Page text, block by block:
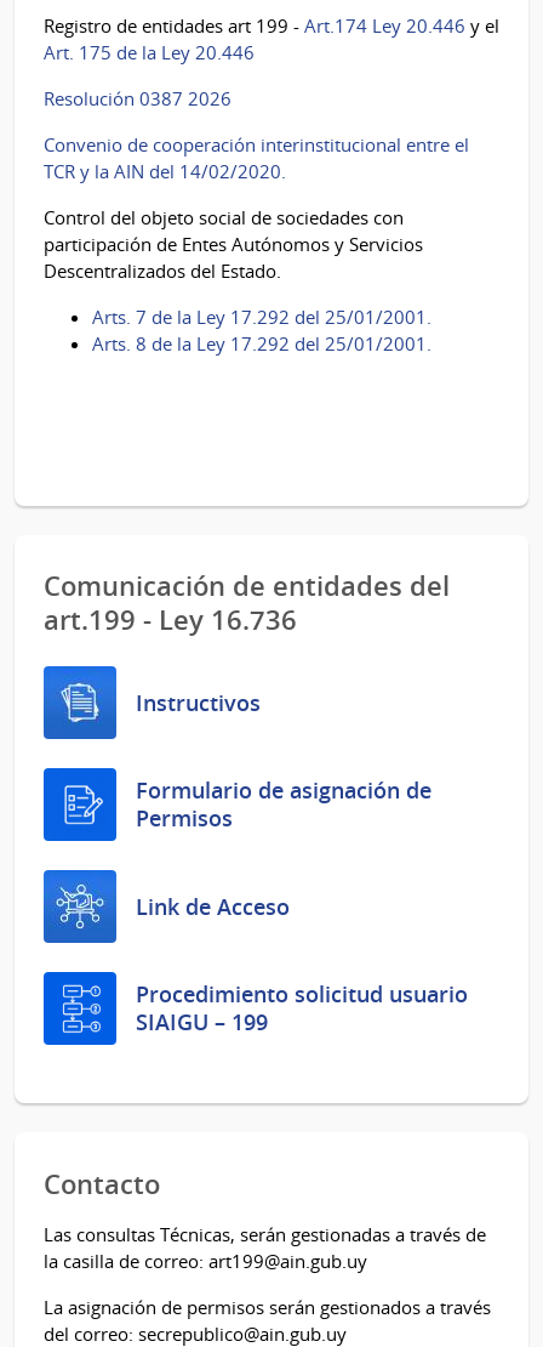
Registro de entidades art 199 - Art.174 Ley 20.446 y el
Art. 175 de la Ley 20.446
Resolución 0387 2026
Convenio de cooperación interinstitucional entre el
TCR y la AIN del 14/02/2020.
Control del objeto social de sociedades con
participación de Entes Autónomos y Servicios
Descentralizados del Estado.
Arts. 7 de la Ley 17.292 del 25/01/2001.
Arts. 8 de la Ley 17.292 del 25/01/2001.
Comunicación de entidades del
art.199 - Ley 16.736
Instructivos
Formulario de asignación de
Permisos
Link de Acceso
Procedimiento solicitud usuario
SIAIGU – 199
Contacto
Las consultas Técnicas, serán gestionadas a través de
la casilla de correo: art199@ain.gub.uy
La asignación de permisos serán gestionados a través
del correo: secrepublico@ain.gub.uy